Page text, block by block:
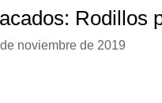
Rodillos
noviembre de 2019